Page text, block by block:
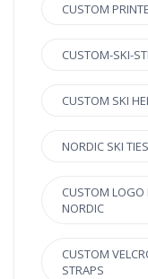
CUSTOM
CUSTOM-SKI-
CUSTOM SKI
NORDIC SKI
CUSTOM LOGO
NORDIC
CUSTOM
STRAPS